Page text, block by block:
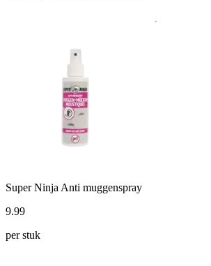
Super Ninja Anti muggenspray
9.99
per stuk